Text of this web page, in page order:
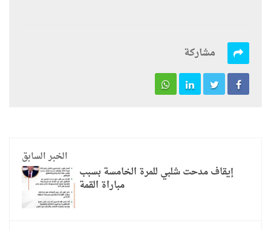
مشاركة
الخبر السابق
إيقاف مدحت شلبي للمرة الخامسة بسبب
مباراة القمة